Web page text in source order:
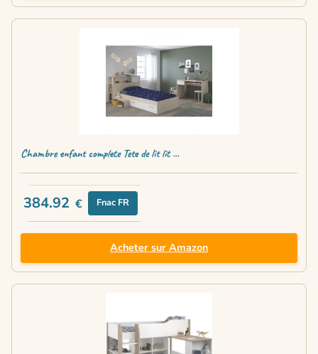
Chambre enfant complete Tete de lit lit ...
384.92 € Fnac FR
Acheter sur Amazon